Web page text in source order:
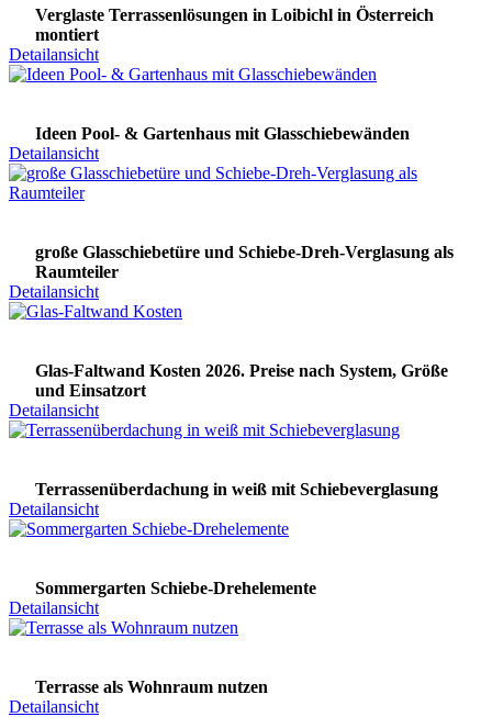
Verglaste Terrassenlösungen in Loibichl in Österreich
montiert
Detailansicht
Ideen Pool- & Gartenhaus mit Glasschiebewänden
Detailansicht
große Glasschiebetüre und Schiebe-Dreh-Verglasung als
Raumteiler
Detailansicht
Glas-Faltwand Kosten 2026. Preise nach System, Größe
und Einsatzort
Detailansicht
Terrassenüberdachung in weiß mit Schiebeverglasung
Detailansicht
Sommergarten Schiebe-Drehelemente
Detailansicht
Terrasse als Wohnraum nutzen
Detailansicht